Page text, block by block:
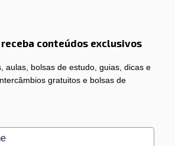
conteúdos exclusivos
aulas, bolsas de estudo, guias, dicas e
gratuitos e bolsas de